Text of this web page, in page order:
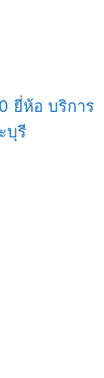
ยี่ห้อ บริการ
บุรี